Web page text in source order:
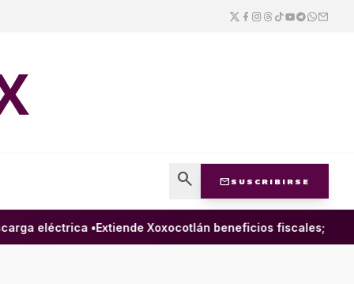
search mail SUSCRIBIRSE
eléctrica •Extiende Xoxocotlán beneficios fiscales;